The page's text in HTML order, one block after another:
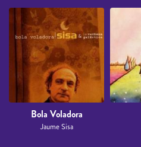
Bola Voladora
Jaume Sisa